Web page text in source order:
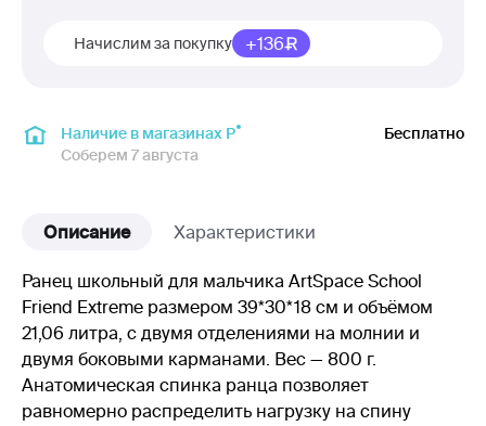
Начислим за покупку +136
Наличие в магазинах Р
Соберем 7 августа
Бесплатно
Описание Характеристики
Ранец школьный для мальчика ArtSpace School
Friend Extreme размером 39*30*18 см и объёмом
21,06 литра, с двумя отделениями на молнии и
двумя боковыми карманами. Вес — 800 г.
Анатомическая спинка ранца позволяет
равномерно распределить нагрузку на спину